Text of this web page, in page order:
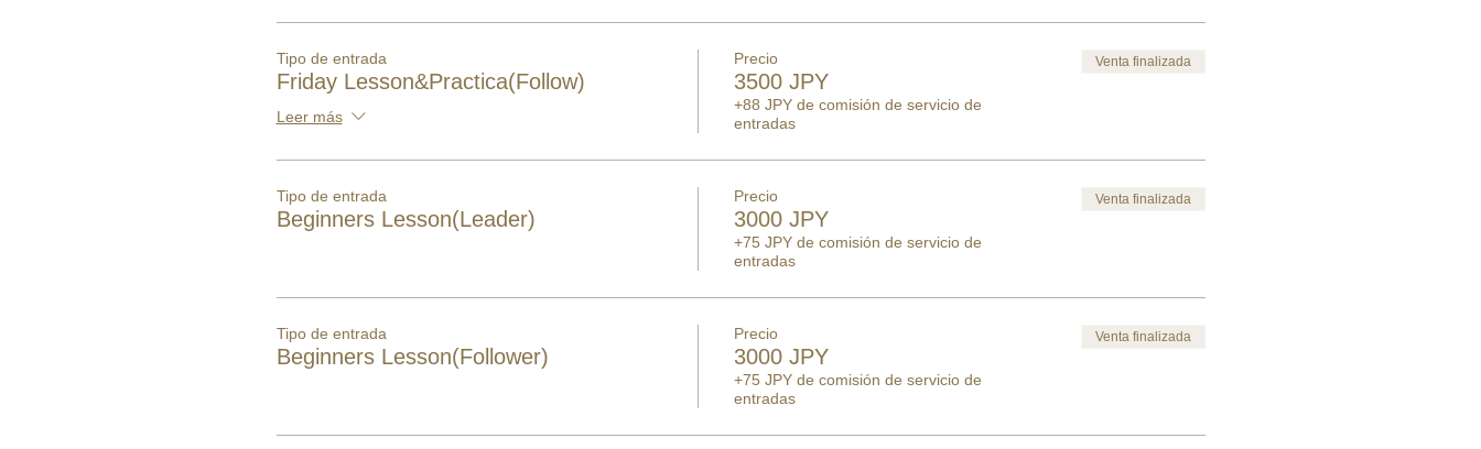
Tipo de entrada
Friday Lesson&Practica(Follow)
Leer más
Precio
3500 JPY
+88 JPY de comisión de servicio de
entradas
Venta finalizada
Tipo de entrada
Beginners Lesson(Leader)
Precio
3000 JPY
+75 JPY de comisión de servicio de
entradas
Venta finalizada
Tipo de entrada
Beginners Lesson(Follower)
Precio
3000 JPY
+75 JPY de comisión de servicio de
entradas
Venta finalizada